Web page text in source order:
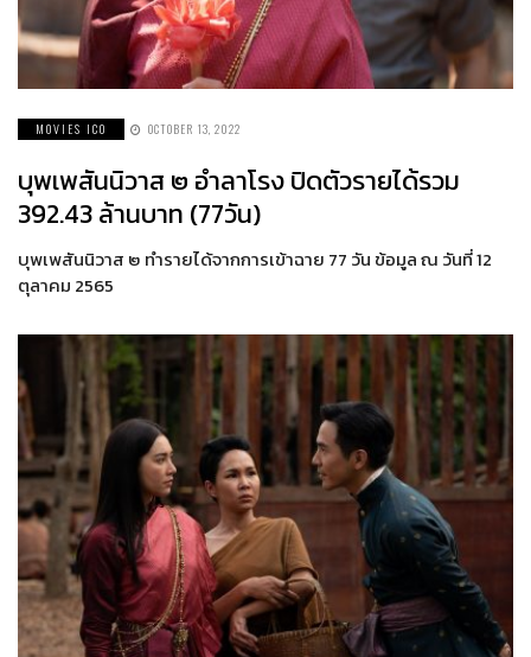
MOVIES ICO OCTOBER 13, 2022
บุพเพสันนิวาส ๒ อำลาโรง ปิดตัวรายได้รวม
392.43 ล้านบาท (77วัน)
บุพเพสันนิวาส ๒ ทำรายได้จากการเข้าฉาย 77 วัน ข้อมูล ณ วันที่ 12
ตุลาคม 2565